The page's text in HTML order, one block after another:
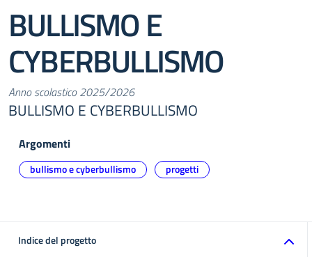
BULLISMO E
CYBERBULLISMO
Anno scolastico 2025/2026
BULLISMO E CYBERBULLISMO
Argomenti
bullismo e cyberbullismo progetti
Indice del progetto